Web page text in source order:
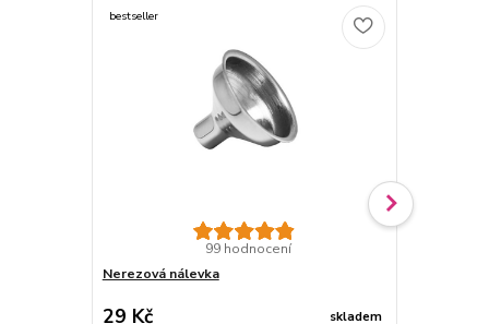
bestseller
99 hodnocení
Nerezová nálevka
29 Kč skladem